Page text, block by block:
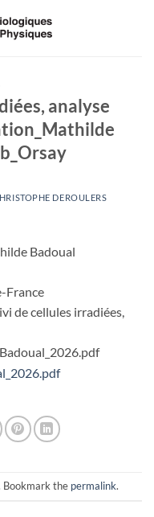
analyse
DEROULERS
Badoual
France
de cellules irradiées,
Bookmark the permalink.